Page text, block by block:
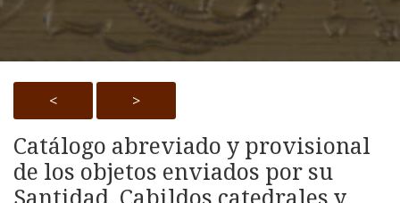
< >
Catálogo abreviado y provisional
de los objetos enviados por su
Santidad, Cabildos catedrales y